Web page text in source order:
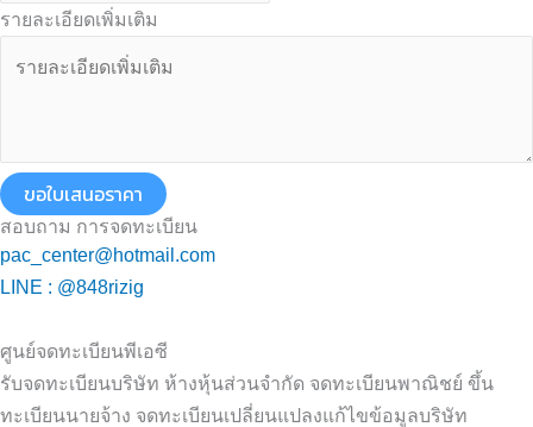
รายละเอียดเพิ่มเติม
ขอใบเสนอราคา
สอบถาม การจดทะเบียน
pac_center@hotmail.com
LINE : @848rizig
ศูนย์จดทะเบียนพีเอซี
รับจดทะเบียนบริษัท ห้างหุ้นส่วนจำกัด จดทะเบียนพาณิชย์ ขึ้น
ทะเบียนนายจ้าง จดทะเบียนเปลี่ยนแปลงแก้ไขข้อมูลบริษัท